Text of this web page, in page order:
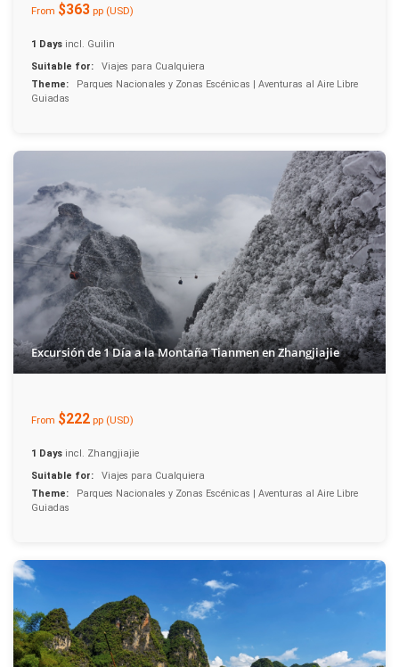
From $363 pp (USD)
1 Days incl. Guilin
Suitable for:
Viajes para Cualquiera
Theme:
Parques Nacionales y Zonas Escénicas | Aventuras al Aire Libre
Guiadas
Excursión de 1 Día a la Montaña Tianmen en Zhangjiajie
From $222 pp (USD)
1 Days incl. Zhangjiajie
Suitable for:
Viajes para Cualquiera
Theme:
Parques Nacionales y Zonas Escénicas | Aventuras al Aire Libre
Guiadas